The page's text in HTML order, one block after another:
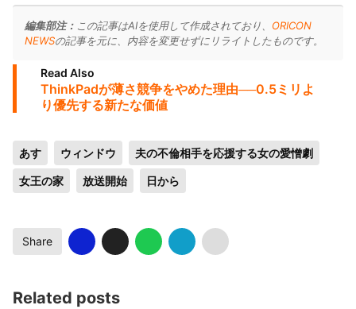
編集部注： この記事はAIを使用して作成されており、 ORICON
NEWSの記事を元に、内容を変更せずにリライトしたものです。
Read Also
ThinkPadが薄さ競争をやめた理由──0.5ミリよ
り優先する新たな価値
あす ウィンドウ 夫の不倫相手を応援する女の愛憎劇
女王の家 放送開始 日から
Share
Related posts